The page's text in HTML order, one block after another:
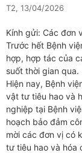
T2, 13/04/2026
Kính gửi: Các đơn
Trước hết Bệnh
hợp, hợp tác của
suốt thời gian qua.
Hiện nay, Bệnh
vật tư tiêu hao và
nghiệp tại Bệnh
hoạch bảo đảm
mời các đơn vị có
tư tiêu hao và hóa